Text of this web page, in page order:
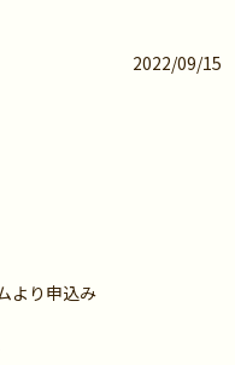
2022/09/15
より申込み